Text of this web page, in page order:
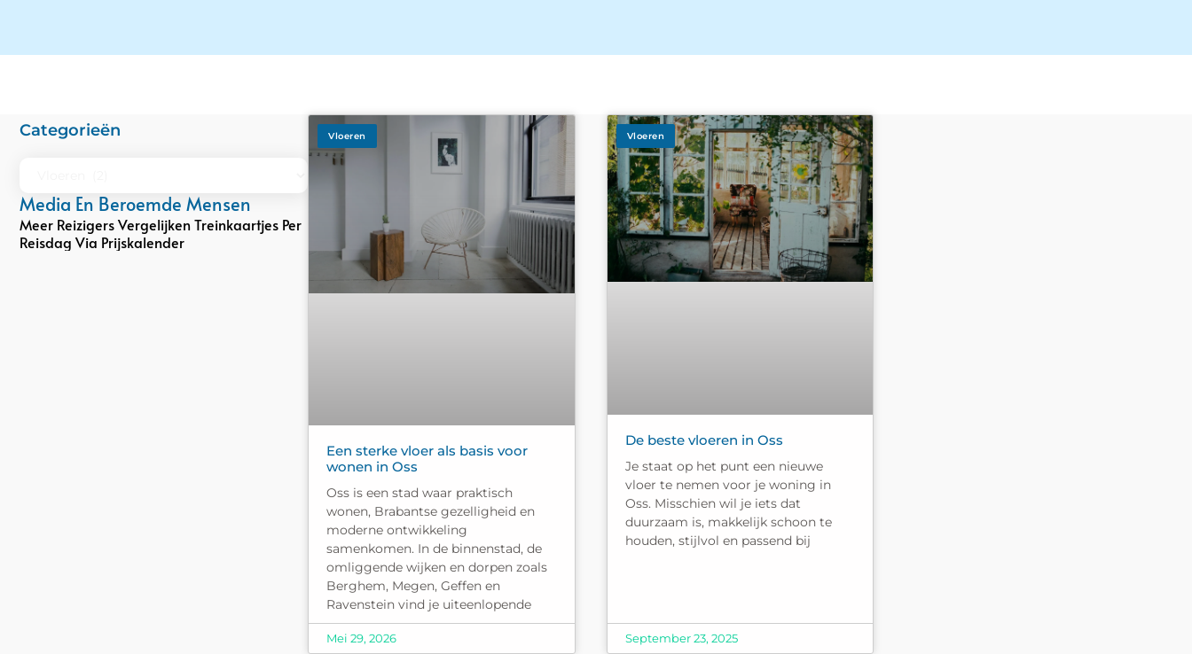
Categorieën
Media En Beroemde Mensen
Meer Reizigers Vergelijken Treinkaartjes Per
Reisdag Via Prijskalender
Vloeren
Een sterke vloer als basis voor
wonen in Oss
Oss is een stad waar praktisch
wonen, Brabantse gezelligheid en
moderne ontwikkeling
samenkomen. In de binnenstad, de
omliggende wijken en dorpen zoals
Berghem, Megen, Geffen en
Ravenstein vind je uiteenlopende
Mei 29, 2026
Vloeren
De beste vloeren in Oss
Je staat op het punt een nieuwe
vloer te nemen voor je woning in
Oss. Misschien wil je iets dat
duurzaam is, makkelijk schoon te
houden, stijlvol en passend bij
September 23, 2025